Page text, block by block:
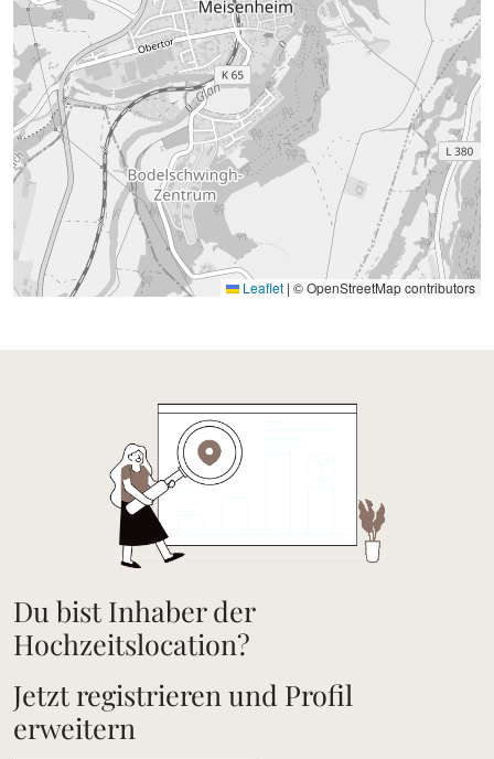
Leaflet | © OpenStreetMap contributors
Du bist Inhaber der
Hochzeitslocation?
Jetzt registrieren und Profil
erweitern